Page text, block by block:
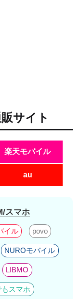
サイト
楽天モバイル
au
スマホ
イル povo
NUROモバイル
LIBMO
スマホ